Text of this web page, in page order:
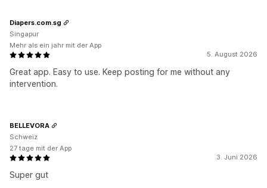
5. August 2026
Great app. Easy to use. Keep posting for me without any
intervention.
Diapers.com.sg
Singapur
Mehr als ein jahr mit der App
3. Juni 2026
Super gut
BELLEVORA
Schweiz
27 tage mit der App